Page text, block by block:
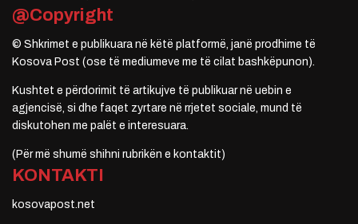
@Copyright
© Shkrimet e publikuara në këtë platformë, janë prodhime të
Kosova Post (ose të mediumeve me të cilat bashkëpunon).
Kushtet e përdorimit të artikujve të publikuar në uebin e
agjencisë, si dhe faqet zyrtare në rrjetet sociale, mund të
diskutohen me palët e interesuara.
(Për më shumë shihni rubrikën e kontaktit)
KONTAKTI
kosovapost.net